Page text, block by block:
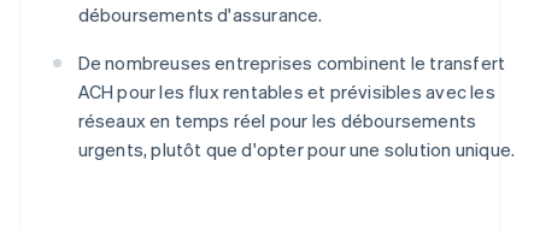
déboursements d'assurance.
De nombreuses entreprises combinent le transfert
ACH pour les flux rentables et prévisibles avec les
réseaux en temps réel pour les déboursements
urgents, plutôt que d'opter pour une solution unique.